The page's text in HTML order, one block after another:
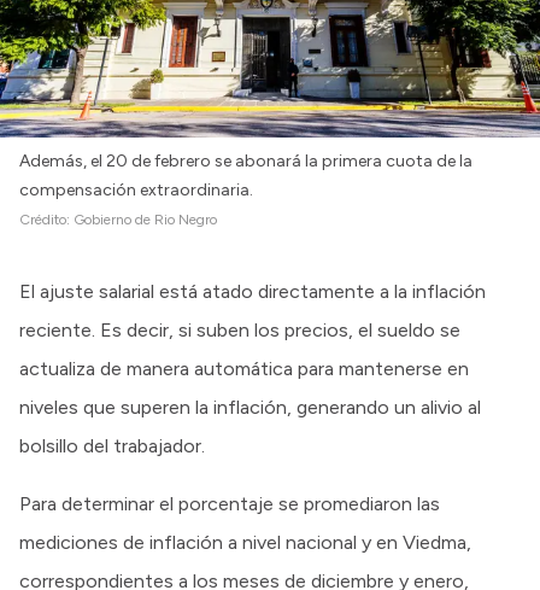
Además, el 20 de febrero se abonará la primera cuota de la
compensación extraordinaria.
Crédito: Gobierno de Rio Negro
El ajuste salarial está atado directamente a la inflación
reciente. Es decir, si suben los precios, el sueldo se
actualiza de manera automática para mantenerse en
niveles que superen la inflación, generando un alivio al
bolsillo del trabajador.
Para determinar el porcentaje se promediaron las
mediciones de inflación a nivel nacional y en Viedma,
correspondientes a los meses de diciembre y enero,